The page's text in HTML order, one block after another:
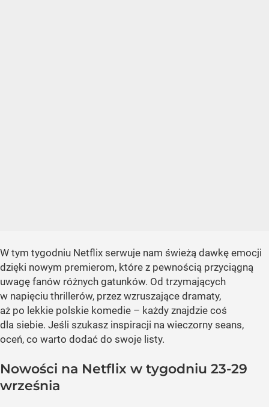
W tym tygodniu Netflix serwuje nam świeżą dawkę emocji
dzięki nowym premierom, które z pewnością przyciągną
uwagę fanów różnych gatunków. Od trzymających
w napięciu thrillerów, przez wzruszające dramaty,
aż po lekkie polskie komedie – każdy znajdzie coś
dla siebie. Jeśli szukasz inspiracji na wieczorny seans,
oceń, co warto dodać do swoje listy.
Nowości na Netflix w tygodniu 23-29
września